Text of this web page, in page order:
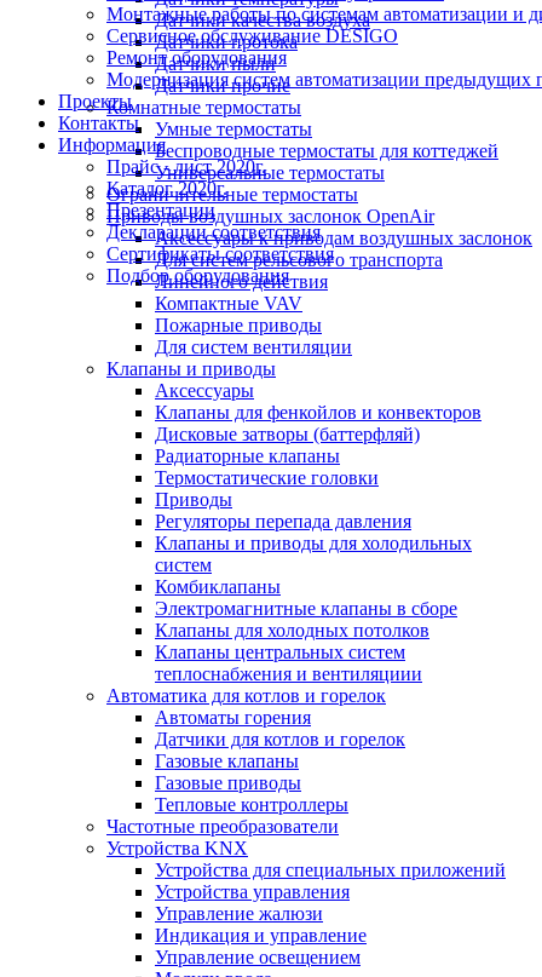
Монтажные работы по системам автоматизации и
Сервисное обслуживание DESIGO
Ремонт оборудования
Модернизация систем автоматизации
Проекты
Контакты
Информация
Прайс - лист 2020г.
Каталог 2020г.
Презентации
Декларации соответствия
Сертификаты соответствия
Подбор оборудования
Датчики качества воздуха
Датчики протока
Датчики пыли
Датчики прочие
Комнатные термостаты
Умные термостаты
Беспроводные термостаты для коттеджей
Универсальные термостаты
Ограничительные термостаты
Приводы воздушных заслонок OpenAir
Аксессуары к приводам воздушных заслонок
Для систем рельсового транспорта
Линейного действия
Компактные VAV
Пожарные приводы
Для систем вентиляции
Клапаны и приводы
Аксессуары
Клапаны для фенкойлов и конвекторов
Дисковые затворы (баттерфляй)
Радиаторные клапаны
Термостатические головки
Приводы
Регуляторы перепада давления
Клапаны и приводы для холодильных
систем
Комбиклапаны
Электромагнитные клапаны в сборе
Клапаны для холодных потолков
Клапаны центральных систем
теплоснабжения и вентиляциии
Автоматика для котлов и горелок
Автоматы горения
Датчики для котлов и горелок
Газовые клапаны
Газовые приводы
Тепловые контроллеры
Частотные преобразователи
Устройства KNX
Устройства для специальных приложений
Устройства управления
Управление жалюзи
Индикация и управление
Управление освещением